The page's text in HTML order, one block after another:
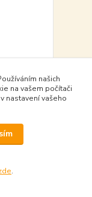
- available
našich
na vašem počítači
nastavení vašeho
.